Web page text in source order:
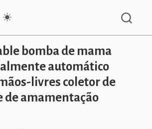
bomba de mama
automático
livres coletor de
de amamentação